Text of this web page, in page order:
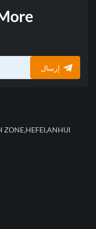
إرسال
ZONE,HEFEI,ANHUI